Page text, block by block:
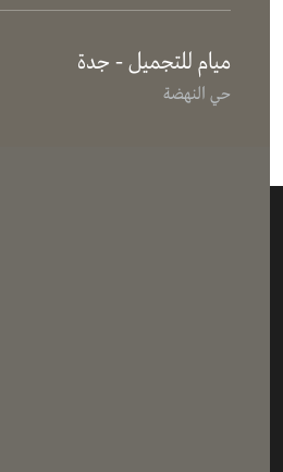
ميام للتجميل - جدة
حي النهضة